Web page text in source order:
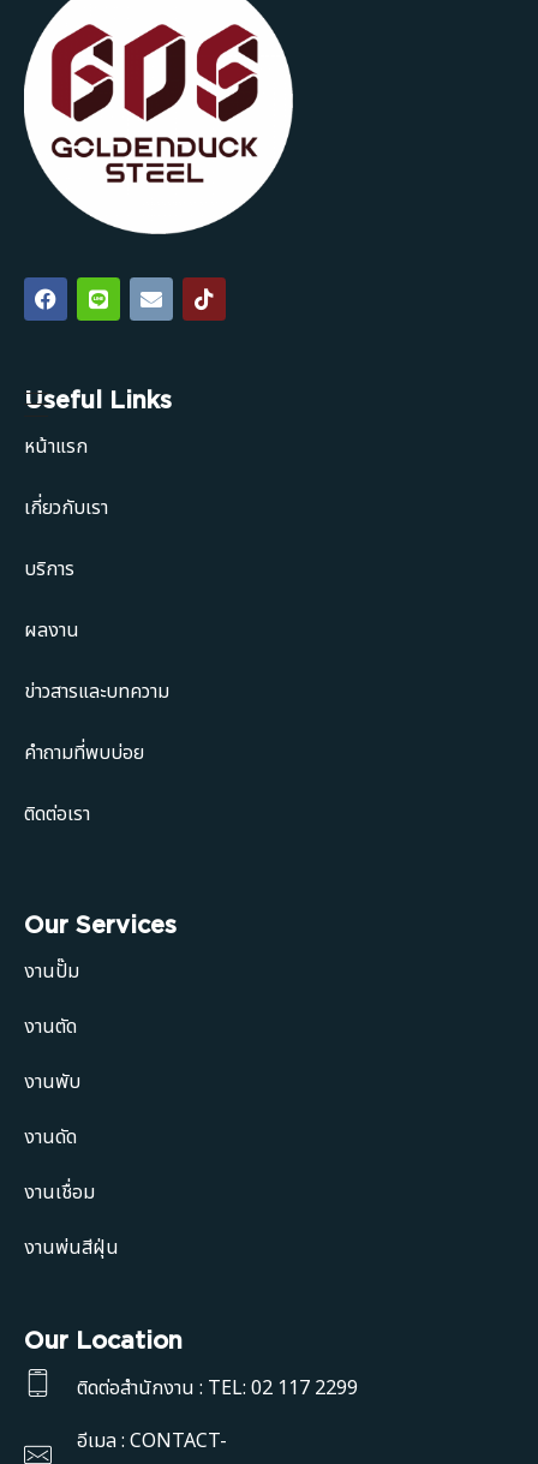
Useful Links
หน้าแรก
เกี่ยวกับเรา
บริการ
ผลงาน
ข่าวสารและบทความ
คำถามที่พบบ่อย
ติดต่อเรา
Our Services
งานปั๊ม
งานตัด
งานพับ
งานดัด
งานเชื่อม
งานพ่นสีฝุ่น
Our Location
ติดต่อสำนักงาน : TEL: 02 117 2299
อีเมล : CONTACT-